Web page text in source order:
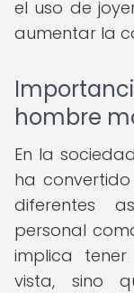
el uso de
aumentar la
hombre
En la
ha
diferentes
personal
implica
vista, sino